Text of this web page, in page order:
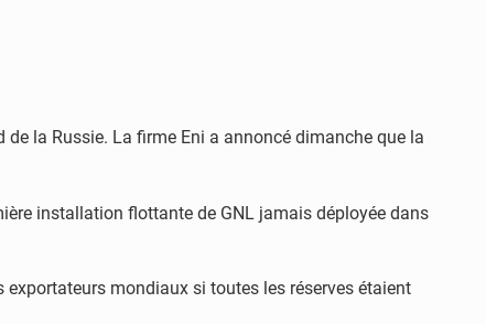
de la Russie. La firme Eni a annoncé dimanche que la
installation flottante de GNL jamais déployée dans
exportateurs mondiaux si toutes les réserves étaient